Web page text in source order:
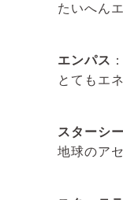
たいへん
エンパス ：
とてもエ
スターシ
地球のア